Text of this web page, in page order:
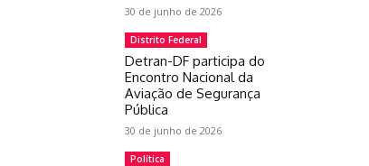
30 de junho de 2026
Distrito Federal
Detran-DF participa do
Encontro Nacional da
Aviação de Segurança
Pública
30 de junho de 2026
Política